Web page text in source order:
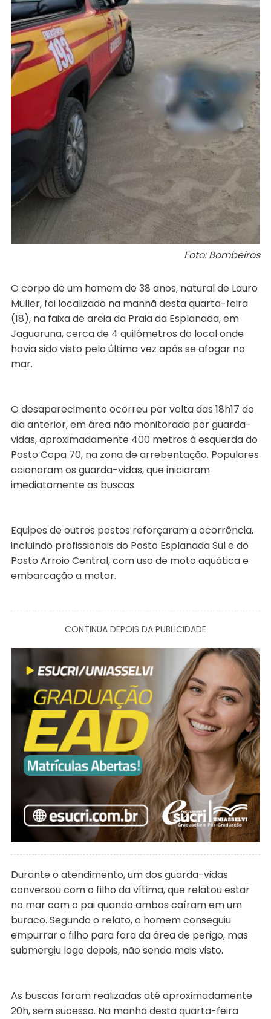
Foto: Bombeiros
O corpo de um homem de 38 anos, natural de Lauro
Müller, foi localizado na manhã desta quarta-feira
(18), na faixa de areia da Praia da Esplanada, em
Jaguaruna, cerca de 4 quilômetros do local onde
havia sido visto pela última vez após se afogar no
mar.
O desaparecimento ocorreu por volta das 18h17 do
dia anterior, em área não monitorada por guarda-
vidas, aproximadamente 400 metros à esquerda do
Posto Copa 70, na zona de arrebentação. Populares
acionaram os guarda-vidas, que iniciaram
imediatamente as buscas.
Equipes de outros postos reforçaram a ocorrência,
incluindo profissionais do Posto Esplanada Sul e do
Posto Arroio Central, com uso de moto aquática e
embarcação a motor.
CONTINUA DEPOIS DA PUBLICIDADE
Durante o atendimento, um dos guarda-vidas
conversou com o filho da vítima, que relatou estar
no mar com o pai quando ambos caíram em um
buraco. Segundo o relato, o homem conseguiu
empurrar o filho para fora da área de perigo, mas
submergiu logo depois, não sendo mais visto.
As buscas foram realizadas até aproximadamente
20h, sem sucesso. Na manhã desta quarta-feira